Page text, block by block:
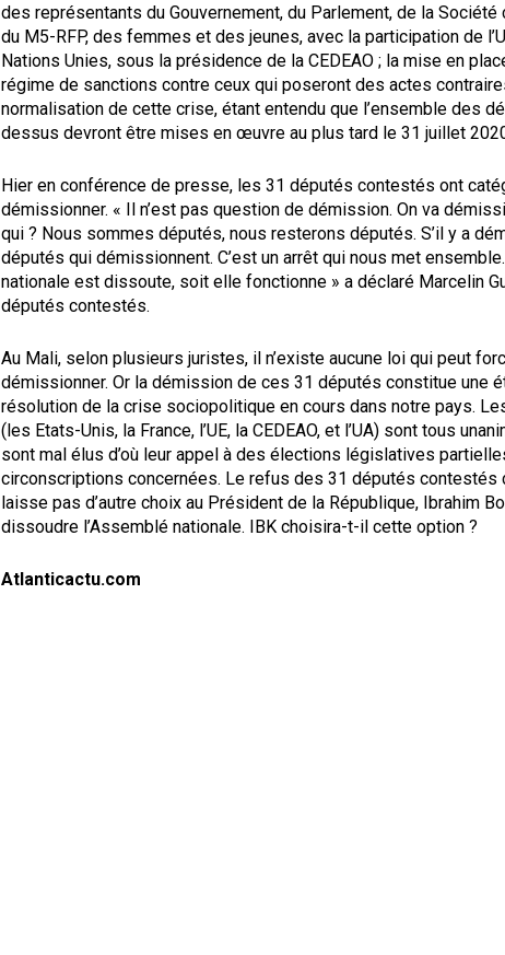
des représentants du Gouvernement, du Parlement, de la
du M5-RFP, des femmes et des jeunes, avec la participation de
Nations Unies, sous la présidence de la CEDEAO ; la mise en
régime de sanctions contre ceux qui poseront des actes
normalisation de cette crise, étant entendu que l’ensemble des
dessus devront être mises en œuvre au plus tard le 31 juillet
Hier en conférence de presse, les 31 députés contestés ont
démissionner. « Il n’est pas question de démission. On va
qui ? Nous sommes députés, nous resterons députés. S’il y a
députés qui démissionnent. C’est un arrêt qui nous met
nationale est dissoute, soit elle fonctionne » a déclaré Marcelin
députés contestés.
Au Mali, selon plusieurs juristes, il n’existe aucune loi qui peut
démissionner. Or la démission de ces 31 députés constitue une
résolution de la crise sociopolitique en cours dans notre pays.
(les Etats-Unis, la France, l’UE, la CEDEAO, et l’UA) sont tous
sont mal élus d’où leur appel à des élections législatives
circonscriptions concernées. Le refus des 31 députés contestés
laisse pas d’autre choix au Président de la République, Ibrahim
dissoudre l’Assemblé nationale. IBK choisira-t-il cette option ?
Atlanticactu.com